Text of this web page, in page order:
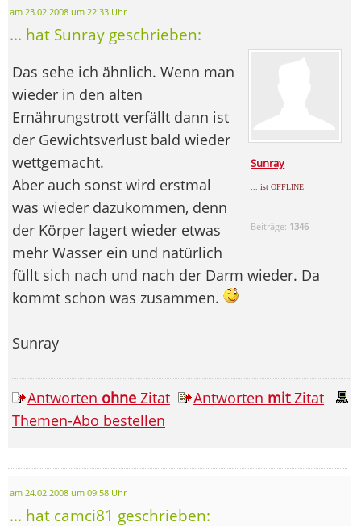
am 23.02.2008 um 22:33 Uhr
... hat Sunray geschrieben:
Sunray
... ist OFFLINE
Beiträge: 1346
Das sehe ich ähnlich. Wenn man
wieder in den alten
Ernährungstrott verfällt dann ist
der Gewichtsverlust bald wieder
wettgemacht.
Aber auch sonst wird erstmal
was wieder dazukommen, denn
der Körper lagert wieder etwas
mehr Wasser ein und natürlich
füllt sich nach und nach der Darm wieder. Da
kommt schon was zusammen.
Sunray
Antworten ohne Zitat Antworten mitZitat
Themen-Abo bestellen
am 24.02.2008 um 09:58 Uhr
... hat camci81 geschrieben: